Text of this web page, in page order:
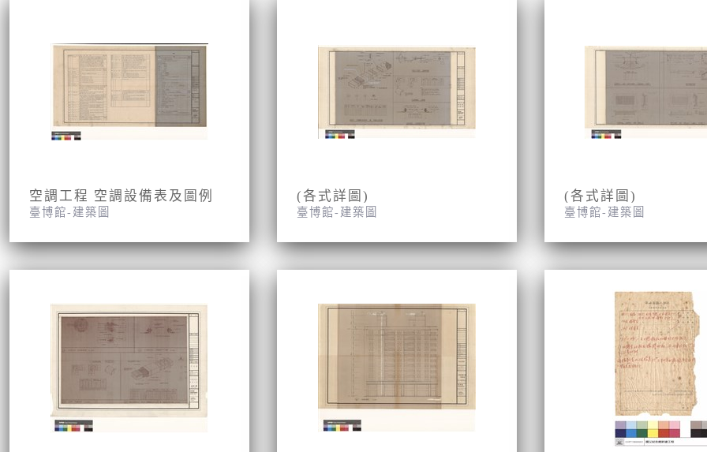
空調工程 空調設備表及圖例
臺博館-建築圖
(各式詳圖)
臺博館-建築圖
(各式詳圖)
臺博館-建築圖